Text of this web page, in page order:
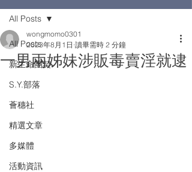
All Posts
新生命團契
S.Y.部落
薈穗社
精選文章
多媒體
活動資訊
All Posts
一男兩姊妹涉販毒賣淫就逮
wongmomo0301
2023年8月1日 讀畢需時 2 分鐘